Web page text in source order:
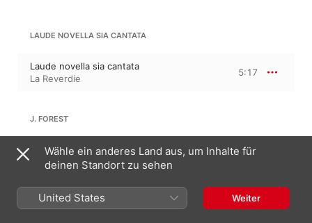
LAUDE NOVELLA SIA CANTATA
Laude novella sia cantata
La Reverdie
5:17
J. FOREST
Qualis est dilectus tuus
La Reverdie
2:43
EDI BEO THU, HEVENE QUENE
Wähle ein anderes Land aus, um Inhalte für
deinen Standort zu sehen
United States Weiter